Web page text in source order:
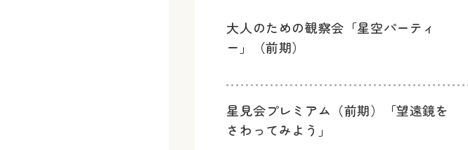
大人のための観察会「星空パーティ
ー」（前期）
星見会プレミアム（前期）「望遠鏡を
さわってみよう」